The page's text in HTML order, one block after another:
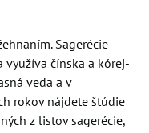
Sagerécie
využíva čínska a kórej-
veda a v
rokov nájdete štúdie
z listov sagerécie,